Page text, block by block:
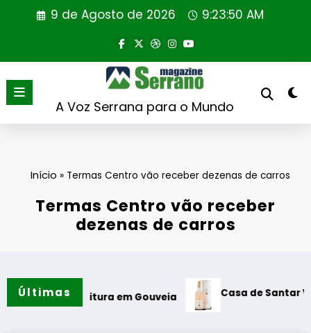
9 de Agosto de 2026 9:23:50 AM
A Voz Serrana para o Mundo
Início » Termas Centro vão receber dezenas de carros
Termas Centro vão receber
dezenas de carros
Últimas
em Gouveia Casa de Santar Vinhos